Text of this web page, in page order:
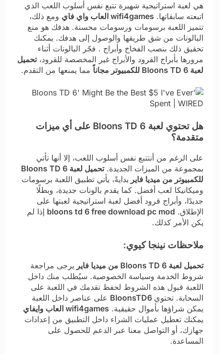
هي لعبة استراتيجية شهيرة تتبع نفس أسلوب اللعب الذي
اتبعته سابقاتها. wifi4games العاب واي فاي
ومع ذلك،
تتميز اللعبة برسومات ورسومات محسنة. هدفك هو منع
البالونات من شق طريقها والوصول إلى هدفك. يمكنك
تحقيق ذلك بنصب الفخاخ وأبراج . فجّر البالونات أثناء
مرورها بأبراج القرود والأبراج غير المخصصة للقرود،تحميل
لعبة Bloons TD 6 للكمبيوتر مجاناً
مما يمنعها من التقدم.
هل تحتوي لعبة Bloons TD 6 على أي ميزات
متقدمة؟
على الرغم من أنتتبع نفس أسلوب اللعب، إلا أنها تأتي
بمجموعة من الميزات الجديدة.
تحميل لعبة Bloons TD 6
للكمبيوتر من ميديا فاير بدايةً، يأتي تطبيق اللعبة برسومات
وميكانيكا لعب أفضل. كما يقدم بالونات جديدة، وبطلًا
جديدًا، وأبراج قرود أفضل لعبة استراتيجية لعبتها على
الإطلاق. bloons td 6 free download pc mod إذا لم
يكن الأمر كذلك.
ملاحظات نينجا كيوي:
تحميل لعبة Bloons TD 6 من ميديا فاير
يرجى مراجعة
شروط الخدمة وسياسة الخصوصية. سيُطلب منك داخل
اللعبة قبول هذه الشروط لحفظ تقدمك في اللعبة على
السحابة. تحتوي
على عناصر داخل اللعبة
يمكن شراؤها بأموال حقيقية. wifi4games العاب وايفاي
يمكنك تعطيل عمليات الشراء داخل التطبيق من إعدادات
جهازك، أو التواصل معنا عبر الدعم للحصول على
المساعدة.